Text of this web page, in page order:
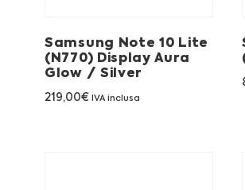
Samsung Note 10 Lite
(N770) Display Aura
Glow / Silver
219,00€ IVA inclusa